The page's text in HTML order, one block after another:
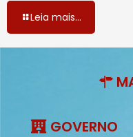
Leia mais...
GOVERNO